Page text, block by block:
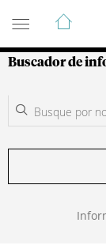
Guía de
Buscador de